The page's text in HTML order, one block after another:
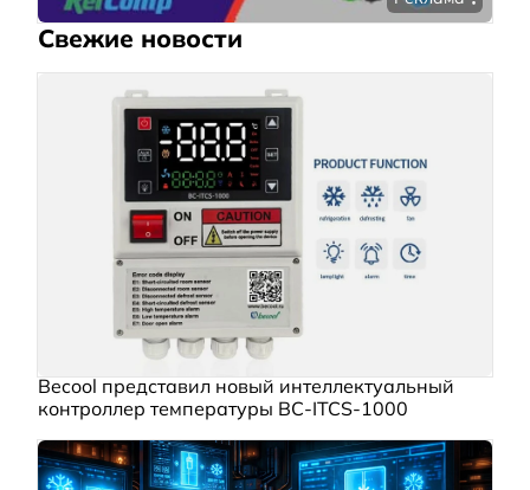
Свежие новости
Becool представил новый интеллектуальный
контроллер температуры BC‑ITCS‑1000